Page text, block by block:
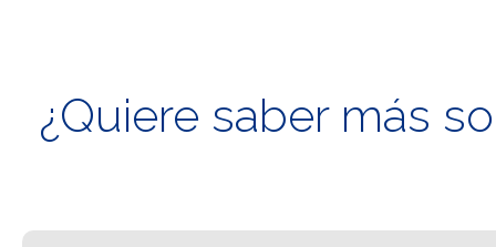
¿Quiere saber más